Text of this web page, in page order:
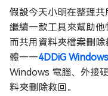
假設今天小明在整理
繼續一款工具來幫助他
而共用資料夾檔案刪
體——4DDiG
Windows 電腦、外接
料夾刪除救回。